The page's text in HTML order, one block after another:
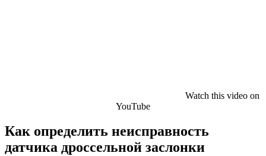
Watch this video on
YouTube
Как определить неисправность
датчика дроссельной заслонки